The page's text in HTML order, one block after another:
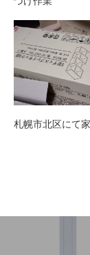
札幌市北区にて